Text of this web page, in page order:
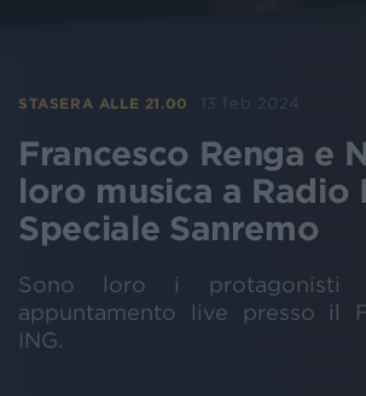
STASERA ALLE 21.00 13 feb 2024
Francesco Renga e
loro musica a Radio
Speciale Sanremo
Sono loro i protagonisti
appuntamento live presso il
ING.